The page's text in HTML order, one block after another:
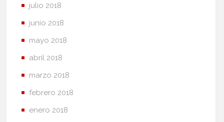
julio 2018
junio 2018
mayo 2018
abril 2018
marzo 2018
febrero 2018
enero 2018